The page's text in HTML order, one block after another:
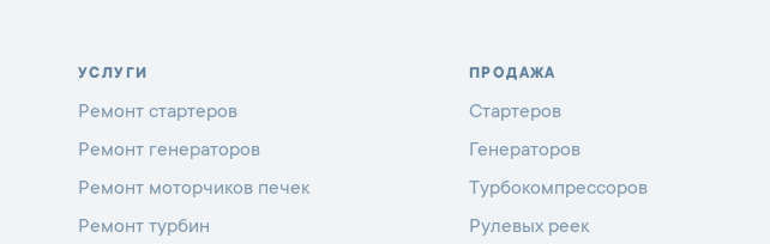
УСЛУГИ
Ремонт стартеров
Ремонт генераторов
Ремонт моторчиков печек
Ремонт турбин
ПРОДАЖА
Стартеров
Генераторов
Турбокомпрессоров
Рулевых реек